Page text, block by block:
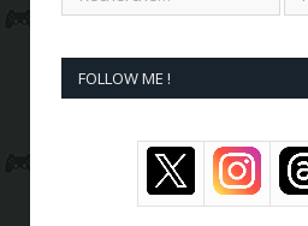
FOLLOW ME !